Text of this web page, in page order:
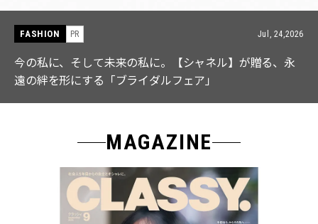
FASHION PR Jul, 15,2026
【ICB】人気インフルエンサーと共同制作! 週5で着たく
なる「名品ブラウス」２選
MAGAZINE